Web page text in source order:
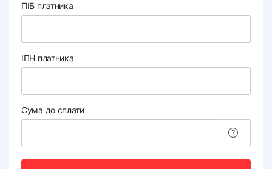
ПІБ платника
ІПН платника
Сума до сплати